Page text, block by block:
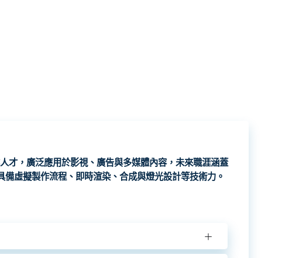
才，廣泛應用於影視、廣告與多媒體內容，未來職涯涵蓋
虛擬製作流程、即時渲染、合成與燈光設計等技術力。